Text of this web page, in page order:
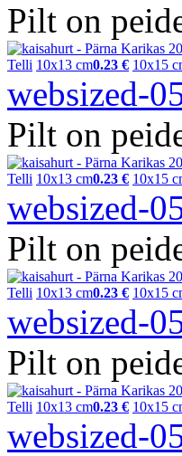
Pilt on
Telli 10x13 cm0.23 € 10x15
websized-
Pilt on
Telli 10x13 cm0.23 € 10x15
websized-
Pilt on
Telli 10x13 cm0.23 € 10x15
websized-
Pilt on
Telli 10x13 cm0.23 € 10x15
websized-